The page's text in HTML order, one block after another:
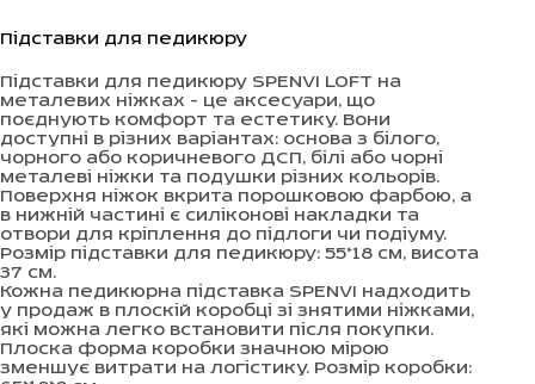
Підставки для педикюру
Підставки для педикюру SPENVI LOFT на
металевих ніжках - це аксесуари, що
поєднують комфорт та естетику. Вони
доступні в різних варіантах: основа з білого,
чорного або коричневого ДСП, білі або чорні
металеві ніжки та подушки різних кольорів.
Поверхня ніжок вкрита порошковою фарбою, а
в нижній частині є силіконові накладки та
отвори для кріплення до підлоги чи подіуму.
Розмір підставки для педикюру: 55*18 см, висота
37 см.
Кожна педикюрна підставка SPENVI надходить
у продаж в плоскій коробці зі знятими ніжками,
які можна легко встановити після покупки.
Плоска форма коробки значною мірою
зменшує витрати на логістику. Розмір коробки: